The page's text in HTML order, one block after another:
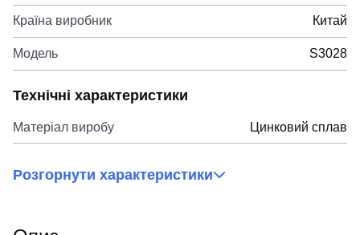
Країна виробник Китай
Модель S3028
Технічні характеристики
Матеріал виробу Цинковий сплав
Розгорнути характеристики